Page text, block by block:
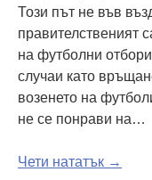
Този път не във
правителственият
на футболни
случаи като
возенето на
не се понрави на…
Чети нататък →